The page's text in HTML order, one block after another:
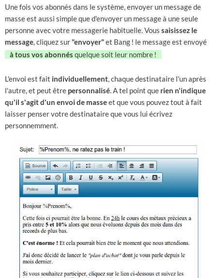
Une fois vos abonnés dans le système, envoyer un message de
masse est aussi simple que d'envoyer un message à une seule
personne avec votre messagerie habituelle. Vous saisissez le
message, cliquez sur "envoyer"et Bang! le message est envoyé
à tous vos abonnés quelque soit leur nombre!
L'envoi est fait individuellement, chaque destinataire l'un après
l'autre, et peut être personnalisé. A tel point que rien n'indique
qu'il s'agit d'un envoi de masseet que vous pouvez tout à fait
laisser penser votre destinataire que vous lui écrivez
personnemment.